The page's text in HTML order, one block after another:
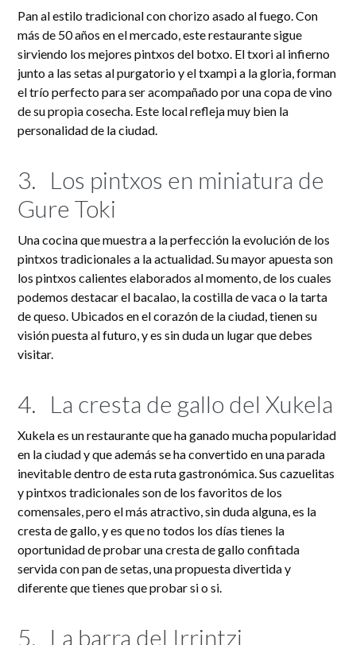
Pan al estilo tradicional con chorizo asado al fuego. Con
más de 50 años en el mercado, este restaurante sigue
sirviendo los mejores pintxos del botxo. El txori al infierno
junto a las setas al purgatorio y el txampi a la gloria, forman
el trío perfecto para ser acompañado por una copa de vino
de su propia cosecha. Este local refleja muy bien la
personalidad de la ciudad.
3. Los pintxos en miniatura de
Gure Toki
Una cocina que muestra a la perfección la evolución de los
pintxos tradicionales a la actualidad. Su mayor apuesta son
los pintxos calientes elaborados al momento, de los cuales
podemos destacar el bacalao, la costilla de vaca o la tarta
de queso. Ubicados en el corazón de la ciudad, tienen su
visión puesta al futuro, y es sin duda un lugar que debes
visitar.
4. La cresta de gallo del Xukela
Xukela es un restaurante que ha ganado mucha popularidad
en la ciudad y que además se ha convertido en una parada
inevitable dentro de esta ruta gastronómica. Sus cazuelitas
y pintxos tradicionales son de los favoritos de los
comensales, pero el más atractivo, sin duda alguna, es la
cresta de gallo, y es que no todos los días tienes la
oportunidad de probar una cresta de gallo confitada
servida con pan de setas, una propuesta divertida y
diferente que tienes que probar si o si.
5. La barra del Irrintzi